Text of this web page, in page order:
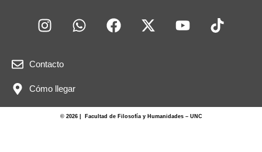
Contacto
Cómo llegar
© 2026 | Facultad de Filosofía y Humanidades – UNC